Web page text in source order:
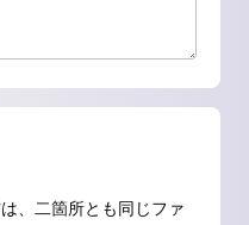
、二箇所とも同じファ